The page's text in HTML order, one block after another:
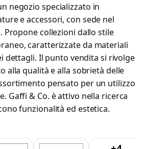
negozio specializzato in
e accessori, con sede nel
Propone collezioni dallo stile
caratterizzate da materiali
dettagli. Il punto vendita si rivolge
alla qualità e alla sobrietà delle
pensato per un utilizzo
Gaffi & Co. è attivo nella ricerca
funzionalità ed estetica.